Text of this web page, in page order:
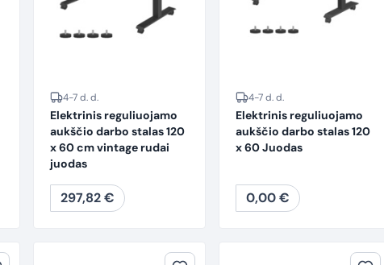
4-7 d. d.
Elektrinis reguliuojamo
aukščio darbo stalas 120
x 60 cm vintage rudai
juodas
297,82€
4-7 d. d.
Elektrinis reguliuojamo
aukščio darbo stalas 120
x 60 Juodas
0,00€